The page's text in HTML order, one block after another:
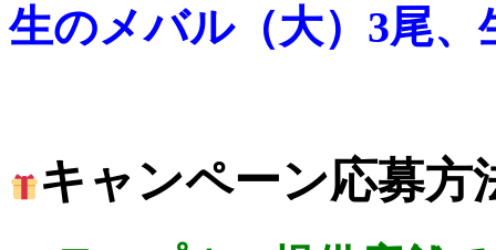
生のメバル（大）3尾
キャンペーン応募方